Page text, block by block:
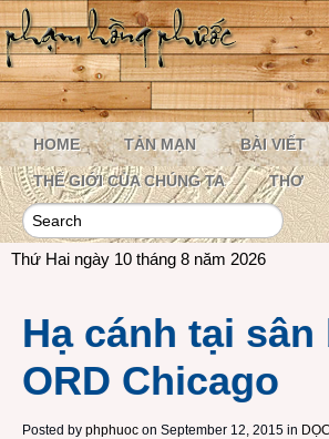
HOME TẢN MẠN BÀI VIẾT
THẾ GIỚI CỦA CHÚNG TA THƠ
Thứ Hai ngày 10 tháng 8 năm 2026
Hạ cánh tại sân
ORD Chicago
Posted by phphuoc on September 12, 2015 in